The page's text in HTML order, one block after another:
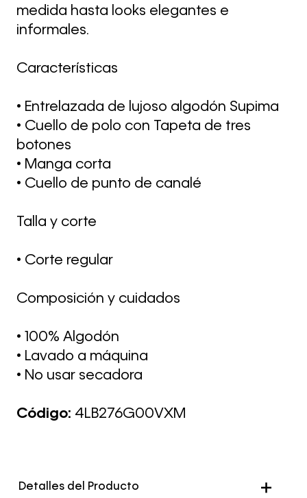
medida hasta looks elegantes e
informales.
Características
• Entrelazada de lujoso algodón Supima
• Cuello de polo con Tapeta de tres
botones
• Manga corta
• Cuello de punto de canalé
Talla y corte
• Corte regular
Composición y cuidados
• 100% Algodón
• Lavado a máquina
• No usar secadora
Código: 4LB276G00VXM
Detalles del Producto